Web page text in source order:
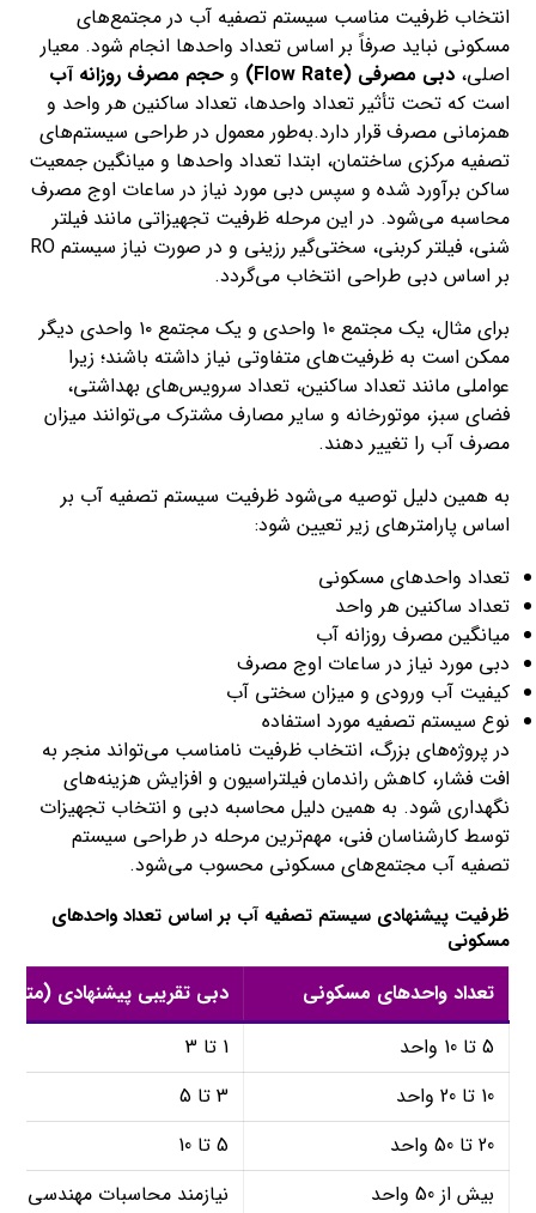
انتخاب ظرفیت مناسب سیستم تصفیه آب در مجتمع‌های
مسکونی نباید صرفاً بر اساس تعداد واحدها انجام شود. معیار
اصلی،دبی مصرفی (Flow Rate) وحجم مصرف روزانه آب
است که تحت تأثیر تعداد واحدها، تعداد ساکنین هر واحد و
همزمانی مصرف قرار دارد.به‌طور معمول در طراحی سیستم‌های
تصفیه مرکزی ساختمان، ابتدا تعداد واحدها و میانگین جمعیت
ساکن برآورد شده و سپس دبی مورد نیاز در ساعات اوج مصرف
محاسبه می‌شود. در این مرحله ظرفیت تجهیزاتی مانند فیلتر
شنی، فیلتر کربنی، سختی‌گیر رزینی و در صورت نیاز سیستم RO
بر اساس دبی طراحی انتخاب می‌گردد.
برای مثال، یک مجتمع ۱۰ واحدی و یک مجتمع ۱۰ واحدی دیگر
ممکن است به ظرفیت‌های متفاوتی نیاز داشته باشند؛ زیرا
عواملی مانند تعداد ساکنین، تعداد سرویس‌های بهداشتی،
فضای سبز، موتورخانه و سایر مصارف مشترک می‌توانند میزان
مصرف آب را تغییر دهند.
به همین دلیل توصیه می‌شود ظرفیت سیستم تصفیه آب بر
اساس پارامترهای زیر تعیین شود:
تعداد واحدهای مسکونی
تعداد ساکنین هر واحد
میانگین مصرف روزانه آب
دبی مورد نیاز در ساعات اوج مصرف
کیفیت آب ورودی و میزان سختی آب
نوع سیستم تصفیه مورد استفاده
در پروژه‌های بزرگ، انتخاب ظرفیت نامناسب می‌تواند منجر به
افت فشار، کاهش راندمان فیلتراسیون و افزایش هزینه‌های
نگهداری شود. به همین دلیل محاسبه دبی و انتخاب تجهیزات
توسط کارشناسان فنی، مهم‌ترین مرحله در طراحی سیستم
تصفیه آب مجتمع‌های مسکونی محسوب می‌شود.
ظرفیت پیشنهادی سیستم تصفیه آب بر اساس تعداد واحدهای
مسکونی
تعداد واحدهای مسکونی
دبی تقریبی پیشنهادی
5 تا 10 واحد
1 تا 3
10 تا 20 واحد
3 تا 5
20 تا 50 واحد
5 تا 10
بیش از 50 واحد
نیازمند محاسبات مهندسی